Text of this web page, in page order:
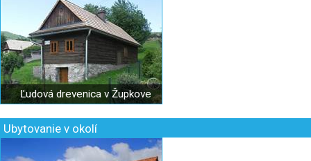
Ľudová drevenica v Župkove
Ubytovanie v okolí